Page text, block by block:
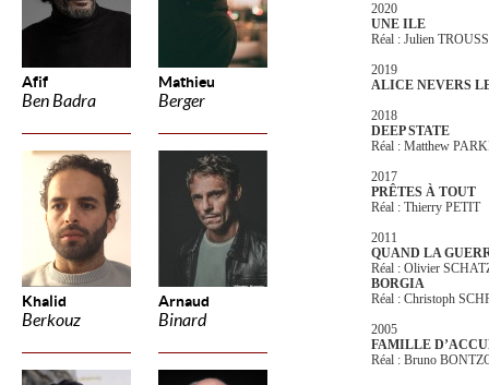
Afif
Ben Badra
Mathieu
Berger
Khalid
Berkouz
Arnaud
Binard
2020
UNE ILE
Réal : Julien
2019
ALICE NEVERS
2018
DEEP STATE
Réal : Matthew
2017
PRÊTES À TOUT
Réal : Thierry PETIT
2011
QUAND LA
Réal : Olivier
BORGIA
Réal : Christoph
2005
FAMILLE
Réal : Bruno